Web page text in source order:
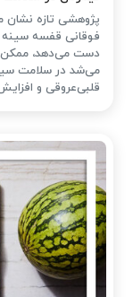
پژوهشی تازه
فوقانی قفسه
دست می‌دهد، ممکن
می‌شد در سلامت
قلبی‌عروقی و